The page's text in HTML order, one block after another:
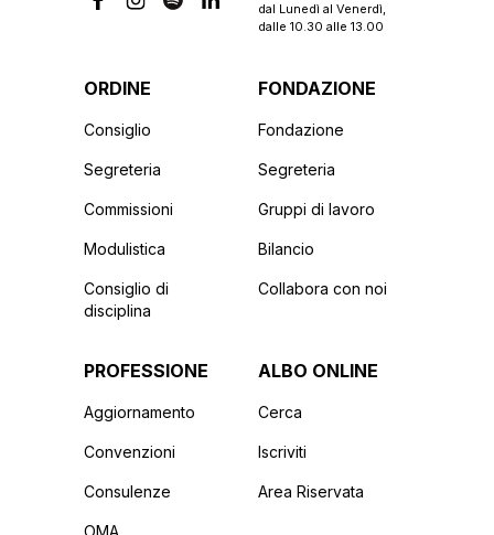
dal Lunedì al Venerdì,
dalle 10.30 alle 13.00
ORDINE
Consiglio
Segreteria
Commissioni
Modulistica
Consiglio di
disciplina
FONDAZIONE
Fondazione
Segreteria
Gruppi di lavoro
Bilancio
Collabora con noi
PROFESSIONE
Aggiornamento
Convenzioni
Consulenze
OMA
ALBO ONLINE
Cerca
Iscriviti
Area Riservata